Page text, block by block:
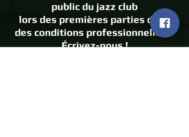
public du jazz club
lors des premières parties dans
des conditions professionnelles ?
Écrivez-nous !